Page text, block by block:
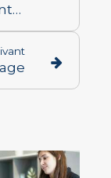
Astuce santé des enfants et des ados, pas d'école sans petit déjeuner